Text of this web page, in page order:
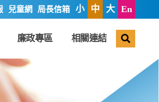
兒童網 局長信箱 小 中 大 En
廉政專區 相關連結